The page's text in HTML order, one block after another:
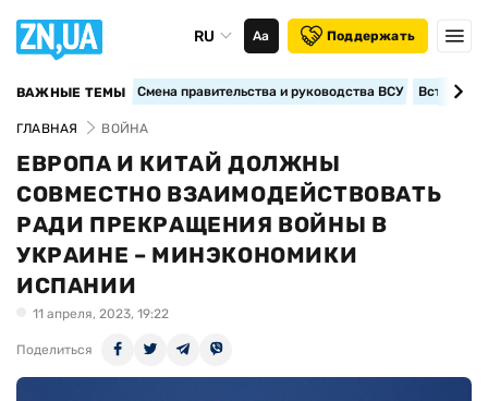
RU Аа Поддержать
ВАЖНЫЕ ТЕМЫ Смена правительства и руководства ВСУ
ГЛАВНАЯ ВОЙНА
ЕВРОПА И КИТАЙ ДОЛЖНЫ
СОВМЕСТНО ВЗАИМОДЕЙСТВОВАТЬ
РАДИ ПРЕКРАЩЕНИЯ ВОЙНЫ В
УКРАИНЕ – МИНЭКОНОМИКИ
ИСПАНИИ
11 апреля, 2023, 19:22
Поделиться